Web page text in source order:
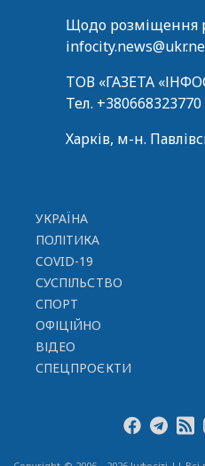
Щодо розміщення
ТОВ «ГАЗЕТА
Тел. +380668323770
Харків, м-н.
УКРАЇНА
ПОЛІТИКА
COVID-19
СУСПІЛЬСТВО
СПОРТ
ОФІЦІЙНО
ВІДЕО
СПЕЦПРОЄКТИ